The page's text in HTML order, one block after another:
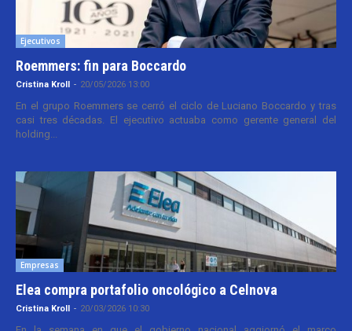
Ejecutivos
Roemmers: fin para Boccardo
Cristina Kroll - 20/05/2026 13:00
En el grupo Roemmers se cerró el ciclo de Luciano Boccardo y tras
casi tres décadas. El ejecutivo actuaba como gerente general del
holding...
Empresas
Elea compra portafolio oncológico a Celnova
Cristina Kroll - 20/03/2026 10:30